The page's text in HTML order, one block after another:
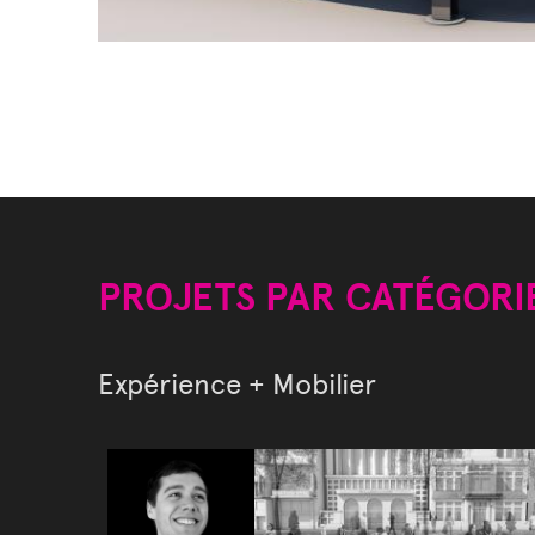
PROJETS PAR
Expérience + Mobilier